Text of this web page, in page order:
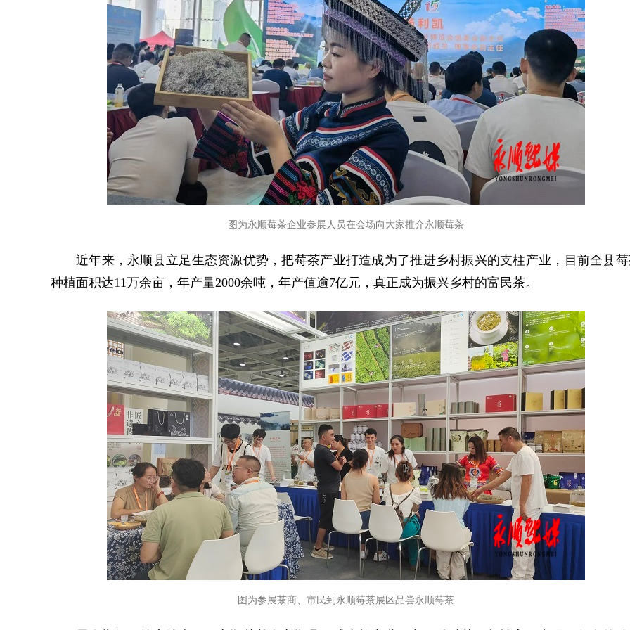
图为永顺莓茶企业参展人员在会场向大家推介永顺莓茶
近年来，永顺县立足生态资源优势，把莓茶产业打造成为了推进乡村振兴的支柱产业，目前全县
种植面积达11万余亩，年产量2000余吨，年产值逾7亿元，真正成为振兴乡村的富民茶。
图为参展茶商、市民到永顺莓茶展区品尝永顺莓茶